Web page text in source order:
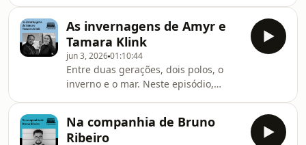
do Livro, Stéphanie Roque conversa
com duas autoras que dedicaram boa
parte da vida a pe
quando dois crimes acontecem em
meio ao aniversário de 60 anos do
edifício mais emblemático de São
Paulo, e revela uma rede de segredos
que atravessa gerações. Neste
episódio, Victor conta sobre o
processo de escrita do livro, além de
refletir sobre co
As invernagens de Amyr e
Tamara Klink
jun 3, 202601:10:44
Entre duas gerações, dois polos, o
inverno e o mar. Neste episódio,
Klink. Aos 29 anos, Amyr Klink fez a
primeira travessia solitária a remo do
Na companhia de Bruno
Ribeiro